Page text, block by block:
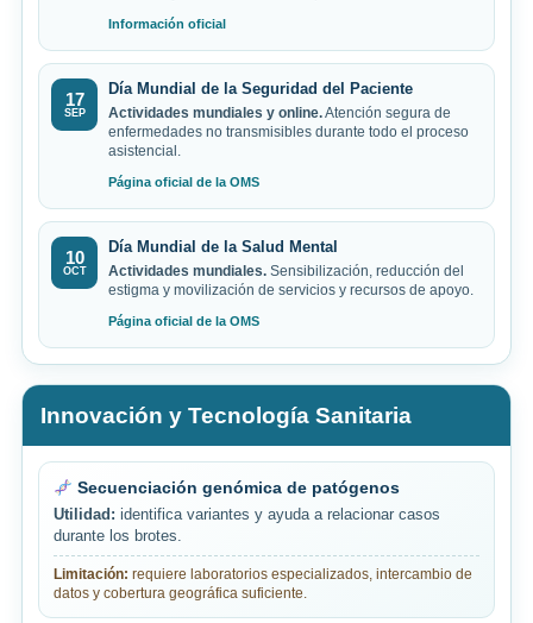
Información oficial
17
SEP
Día Mundial de la Seguridad del Paciente
Actividades mundiales y online.Atención segura de
enfermedades no transmisibles durante todo el proceso
asistencial.
Página oficial de la OMS
10
OCT
Día Mundial de la Salud Mental
Actividades mundiales. Sensibilización, reducción del
estigma y movilización de servicios y recursos de apoyo.
Página oficial de la OMS
Innovación y Tecnología Sanitaria
Secuenciación genómica de patógenos
Utilidad: identifica variantes y ayuda a relacionar casos
durante los brotes.
Limitación: requiere laboratorios especializados, intercambio de
datos y cobertura geográfica suficiente.